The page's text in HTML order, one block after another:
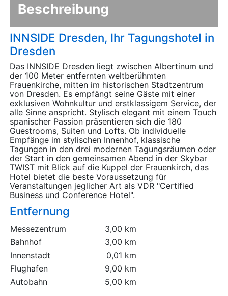
Beschreibung
INNSIDE Dresden, Ihr Tagungshotel in
Dresden
Das INNSIDE Dresden liegt zwischen Albertinum und
der 100 Meter entfernten weltberühmten
Frauenkirche, mitten im historischen Stadtzentrum
von Dresden. Es empfängt seine Gäste mit einer
exklusiven Wohnkultur und erstklassigem Service, der
alle Sinne anspricht. Stylisch elegant mit einem Touch
spanischer Passion präsentieren sich die 180
Guestrooms, Suiten und Lofts. Ob individuelle
Empfänge im stylischen Innenhof, klassische
Tagungen in den drei modernen Tagungsräumen oder
der Start in den gemeinsamen Abend in der Skybar
TWIST mit Blick auf die Kuppel der Frauenkirch, das
Hotel bietet die beste Voraussetzung für
Veranstaltungen jeglicher Art als VDR "Certified
Business und Conference Hotel".
Entfernung
Messezentrum
3,00 km
Bahnhof
3,00 km
Innenstadt
0,01 km
Flughafen
9,00 km
Autobahn
5,00 km